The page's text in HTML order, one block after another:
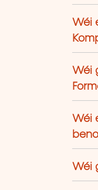
Wéi
Wéi
Wéi
Wéi